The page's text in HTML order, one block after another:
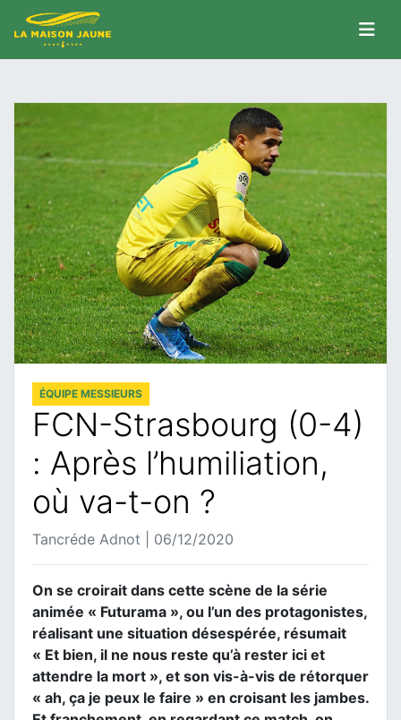
ÉQUIPE MESSIEURS
FCN-Strasbourg (0-4)
: Après l’humiliation,
où va-t-on ?
Tancréde Adnot | 06/12/2020
On se croirait dans cette scène de la série
animée « Futurama », ou l’un des protagonistes,
réalisant une situation désespérée, résumait
« Et bien, il ne nous reste qu’à rester ici et
attendre la mort », et son vis-à-vis de rétorquer
« ah, ça je peux le faire » en croisant les jambes.